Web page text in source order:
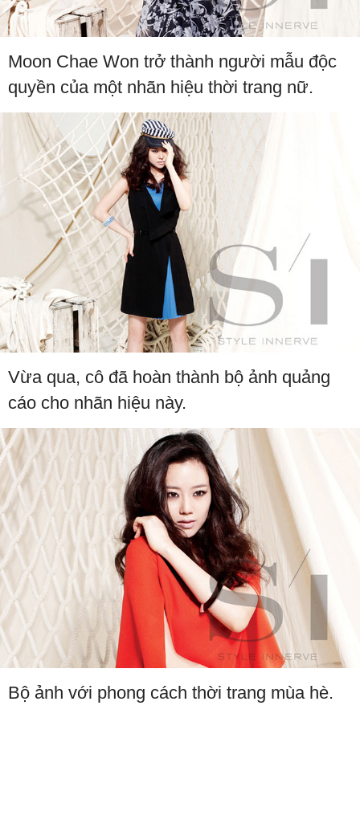
Moon Chae Won trở thành người mẫu độc
quyền của một nhãn hiệu thời trang nữ.
Vừa qua, cô đã hoàn thành bộ ảnh quảng
cáo cho nhãn hiệu này.
Bộ ảnh với phong cách thời trang mùa hè.